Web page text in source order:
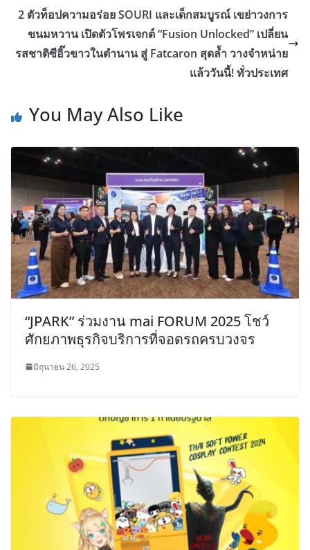
2 ตัวท็อปความอร่อย SOURI และเด็กสมบูรณ์ เขย่าวงการ
ขนมหวาน เปิดตัวโพรเจกต์ “Fusion Unlocked” เปลี่ยน
รสชาติซีอิ๊วขาวในตำนาน สู่ Fatcaron สุดล้ำ วางจำหน่าย
แล้ววันนี้! ทั่วประเทศ
You May Also Like
“JPARK” ร่วมงาน mai FORUM 2025 โชว์
ศักยภาพธุรกิจบริการที่จอดรถครบวงจร
มิถุนายน 26, 2025